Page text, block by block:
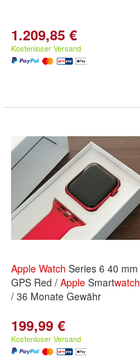
1.209,85 €
Kostenloser Versand
Apple Watch Series 6 40 mm
GPS Red / Apple Smartwatch
/ 36 Monate Gewähr
199,99 €
Kostenloser Versand